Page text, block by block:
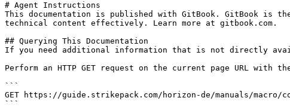
# Agent Instructions
This documentation is published with GitBook. GitBook is
technical content effectively. Learn more at gitbook.com.
## Querying This Documentation
If you need additional information that is not directly
Perform an HTTP GET request on the current page URL
```
GET https://guide.strikepack.com/horizon-de/manuals/macro/
```